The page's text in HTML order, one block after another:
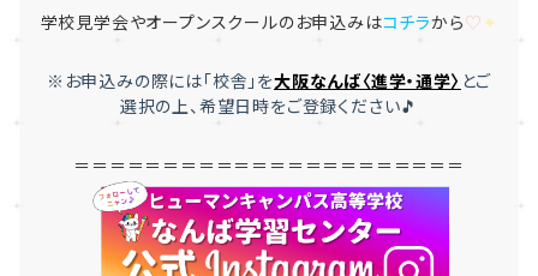
学校見学会やオープンスクールのお申込みはコチラから♡ ✦
※お申込みの際には「校舎」を大阪なんば〈進学・通学〉 とご
選択の上、希望日時をご登録ください🎵
＝＝＝＝＝＝＝＝＝＝＝＝＝＝＝＝＝＝＝＝＝＝